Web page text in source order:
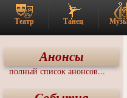
Театр Танец
Анонсы
полный список анонсов...